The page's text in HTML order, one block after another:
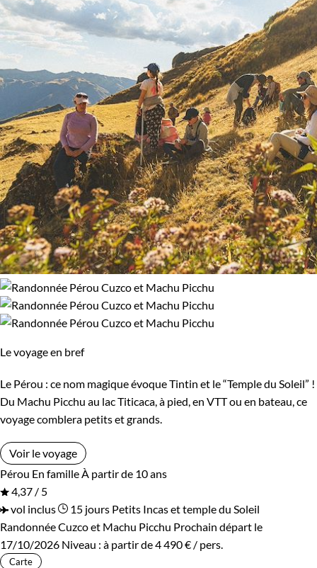
Le voyage en bref
Le Pérou : ce nom magique évoque Tintin et le “Temple du Soleil” !
Du Machu Picchu au lac Titicaca, à pied, en VTT ou en bateau, ce
voyage comblera petits et grands.
Voir le voyage
Pérou En famille À partir de 10 ans
4,37 / 5
vol inclus
15 jours Petits Incas et temple du Soleil
Randonnée Cuzco et Machu Picchu Prochain départ le
17/10/2026 Niveau : à partir de4 490 € / pers.
Carte